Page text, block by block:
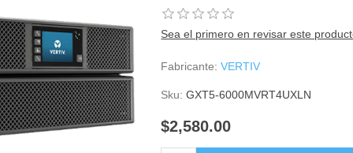
Sea el primero en revisar este
Fabricante: VERTIV
Sku: GXT5-6000MVRT4UXLN
$2,580.00